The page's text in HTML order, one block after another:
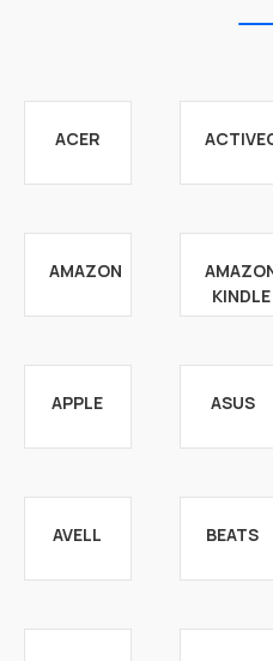
ACER
AMAZON
KINDLE
APPLE ASUS
AVELL BEATS